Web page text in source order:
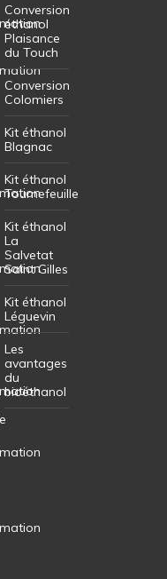
Conversion
éthanol
Plaisance
du Touch
Conversion
Colomiers
Kit éthanol
Blagnac
Kit éthanol
Tournefeuille
Kit éthanol
La
Salvetat
Saint Gilles
Kit éthanol
Léguevin
Les
avantages
du
bioéthanol